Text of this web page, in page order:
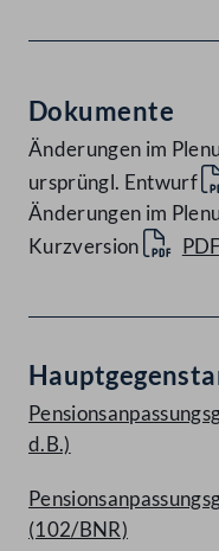
Dokumente
Änderungen im
ursprüngl. Entwurf
Änderungen im
Kurzversion
PDF
d.B.)
(102/BNR)